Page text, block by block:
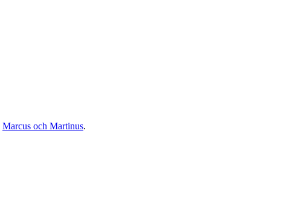
Marcus och Martinus.